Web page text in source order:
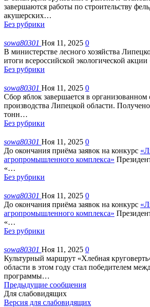
завершаются работы по строительству
акушерских…
Без рубрики
sowa80301 Ноя 11, 2025 0
В министерстве лесного хозяйства
итоги всероссийской экологической
Без рубрики
sowa80301 Ноя 11, 2025 0
Сбор яблок завершается в организованном
производства Липецкой области.
тонн…
Без рубрики
sowa80301 Ноя 11, 2025 0
До окончания приёма заявок на конкурс
агропромышленного комплекса»
«…
Без рубрики
sowa80301 Ноя 11, 2025 0
До окончания приёма заявок на конкурс
агропромышленного комплекса»
«…
Без рубрики
sowa80301 Ноя 11, 2025 0
Культурный маршрут «Хлебная
области в этом году стал победителем
программы…
Предыдущие сообщения
Для слабовидящих
Версия для слабовидящих